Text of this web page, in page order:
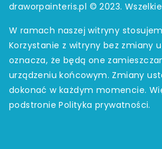
draworpainteris.pl © 2023.
W ramach naszej witryny
Korzystanie z witryny bez zmiany
oznacza, że będą one
urządzeniu końcowym. Zmiany
dokonać w każdym momencie.
podstroniePolityka prywatności.